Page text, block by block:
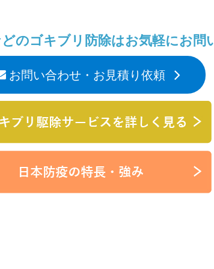
のゴキブリ防除はお気軽にお問
お問い合わせ・お見積り依頼